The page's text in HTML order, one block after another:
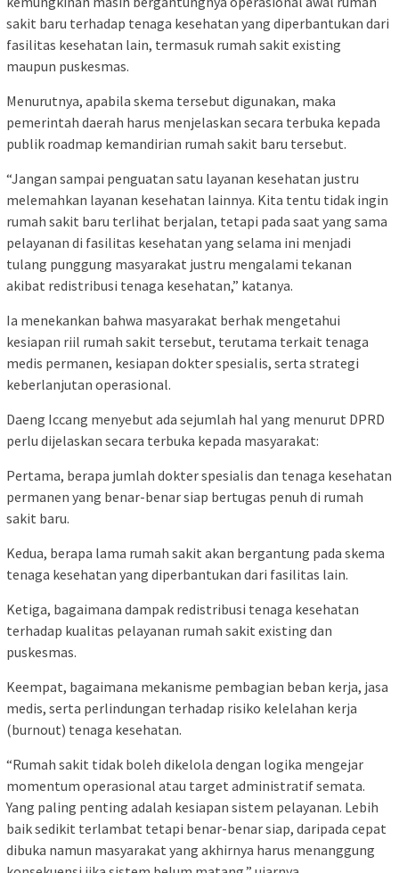
sakit baru terhadap tenaga kesehatan yang diperbantukan dari
fasilitas kesehatan lain, termasuk rumah sakit existing
maupun puskesmas.
Menurutnya, apabila skema tersebut digunakan, maka
pemerintah daerah harus menjelaskan secara terbuka kepada
publik roadmap kemandirian rumah sakit baru tersebut.
“Jangan sampai penguatan satu layanan kesehatan justru
melemahkan layanan kesehatan lainnya. Kita tentu tidak ingin
rumah sakit baru terlihat berjalan, tetapi pada saat yang sama
pelayanan di fasilitas kesehatan yang selama ini menjadi
tulang punggung masyarakat justru mengalami tekanan
akibat redistribusi tenaga kesehatan,” katanya.
Ia menekankan bahwa masyarakat berhak mengetahui
kesiapan riil rumah sakit tersebut, terutama terkait tenaga
medis permanen, kesiapan dokter spesialis, serta strategi
keberlanjutan operasional.
Daeng Iccang menyebut ada sejumlah hal yang menurut DPRD
perlu dijelaskan secara terbuka kepada masyarakat:
Pertama, berapa jumlah dokter spesialis dan tenaga kesehatan
permanen yang benar-benar siap bertugas penuh di rumah
sakit baru.
Kedua, berapa lama rumah sakit akan bergantung pada skema
tenaga kesehatan yang diperbantukan dari fasilitas lain.
Ketiga, bagaimana dampak redistribusi tenaga kesehatan
terhadap kualitas pelayanan rumah sakit existing dan
puskesmas.
Keempat, bagaimana mekanisme pembagian beban kerja, jasa
medis, serta perlindungan terhadap risiko kelelahan kerja
(burnout) tenaga kesehatan.
“Rumah sakit tidak boleh dikelola dengan logika mengejar
momentum operasional atau target administratif semata.
Yang paling penting adalah kesiapan sistem pelayanan. Lebih
baik sedikit terlambat tetapi benar-benar siap, daripada cepat
dibuka namun masyarakat yang akhirnya harus menanggung